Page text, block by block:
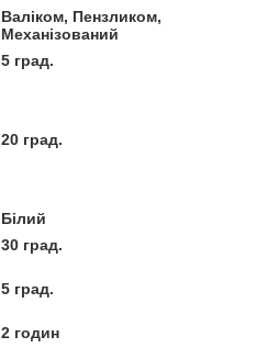
Валіком, Пензликом,
Механізований
5 град.
20 град.
Білий
30 град.
5 град.
2 годин